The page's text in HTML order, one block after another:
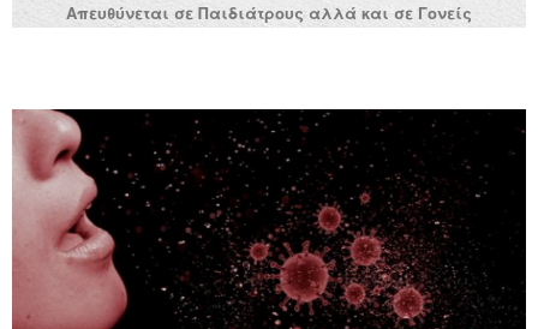
Απευθύνεται σε Παιδιάτρους αλλά και σε Γονείς